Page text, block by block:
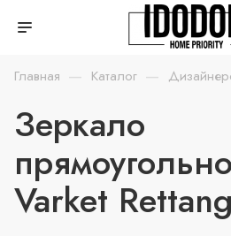
Главная — Каталог —
Зеркало
Varket